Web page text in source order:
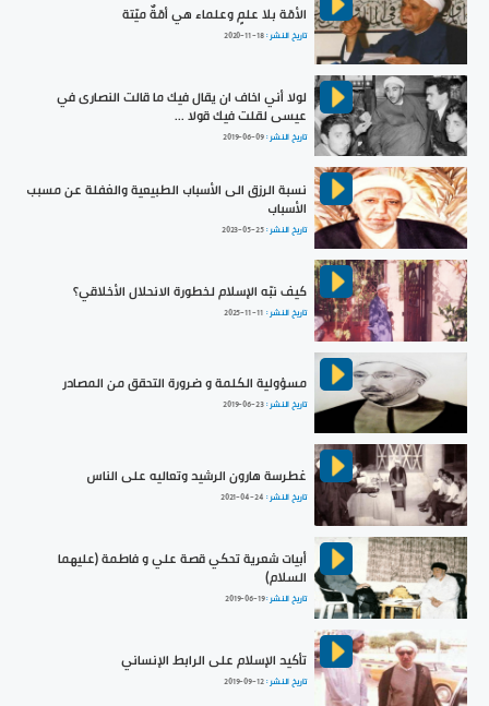
الأمّة بلا علمٍ وعلماء هي أمّةٌ ميّتة
تاريخ النشر :2020-11-18
لولا أني اخاف ان يقال فيك ما قالت النصارى في
عيسى لقلت فيك قولا ...
تاريخ النشر :2019-06-09
نسبة الرزق الى الأسباب الطبيعية والغفلة عن مسبب
الأسباب
تاريخ النشر :2023-05-25
كيف نبّه الإسلام لخطورة الانحلال الأخلاقي؟
تاريخ النشر : 2025-11-11
مسؤولية الكلمة و ضرورة التحقق من المصادر
تاريخ النشر :2019-06-23
غطرسة هارون الرشيد وتعاليه على الناس
تاريخ النشر : 2021-04-24
أبيات شعرية تحكي قصة علي و فاطمة (عليهما
السلام)
تاريخ النشر :2019-06-19
تأكيد الإسلام على الرابط الإنساني
تاريخ النشر :2019-09-12